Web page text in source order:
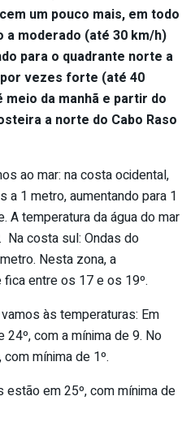
um pouco mais, em todo
moderado (até 30 km/h)
para o quadrante norte a
vezes forte (até 40
da manhã e partir do
a norte do Cabo Raso
ao mar: na costa ocidental,
1 metro, aumentando para 1
A temperatura da água do mar
costa sul: Ondas do
Nesta zona, a
entre os 17 e os 19º.
às temperaturas: Em
24º, com a mínima de 9. No
mínima de 1º.
estão em 25º, com mínima de